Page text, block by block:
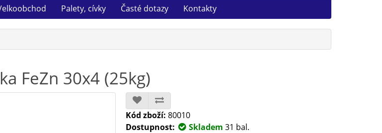
Palety, cívky Časté dotazy Kontakty
FeZn 30x4 (25kg)
Kód zboží: 80010
Dostupnost:
Skladem 31 bal.